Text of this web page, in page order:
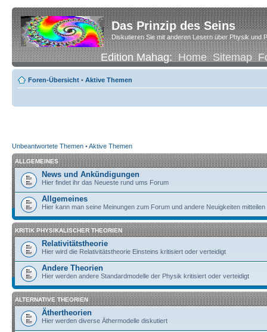
Das Prinzip des Seins
Diskutieren Sie mit anderen Lesern über Physik und
Edition Mahag:Home Sitemap
Foren-Übersicht • Aktive Themen
Unbeantwortete Themen •Aktive Themen
ALLGEMEINES
News und Ankündigungen
Hier findet ihr das Neueste rund ums Forum
Allgemeines
Hier kann man seine Meinungen zum Forum und andere Neuigkeiten mitteilen
KRITIK PHYSIKALISCHER THEORIEN
Relativitätstheorie
Hier wird die Relativitätstheorie Einsteins kritisiert oder verteidigt
Andere Theorien
Hier werden andere Standardmodelle der Physik kritisiert oder verteidigt
ALTERNATIVE THEORIEN
Äthertheorien
Hier werden diverse Äthermodelle diskutiert